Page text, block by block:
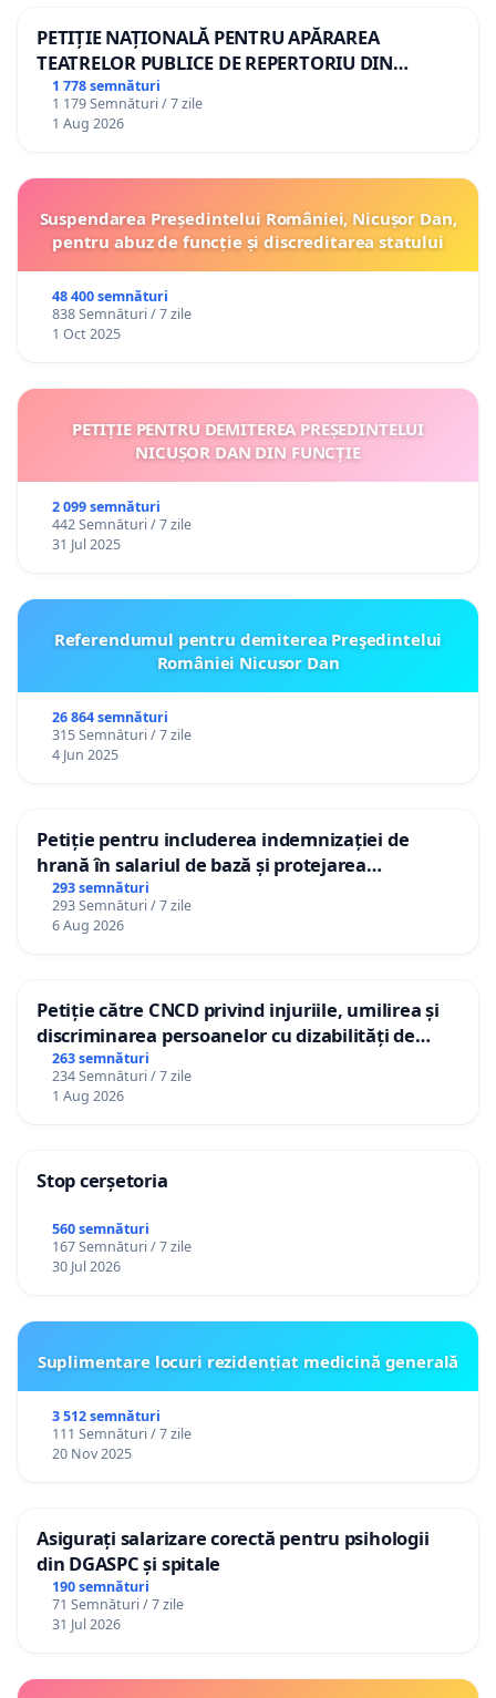
PETIȚIE NAȚIONALĂ PENTRU APĂRAREA
TEATRELOR PUBLICE DE REPERTORIU DIN
ROMÂNIA
1 778 semnături
1 179 Semnături / 7 zile
1 Aug 2026
Suspendarea Președintelui României, Nicușor Dan,
pentru abuz de funcție și discreditarea statului
48 400 semnături
838 Semnături / 7 zile
1 Oct 2025
PETIȚIE PENTRU DEMITEREA PREȘEDINTELUI
NICUȘOR DAN DIN FUNCȚIE
2 099 semnături
442 Semnături / 7 zile
31 Jul 2025
Referendumul pentru demiterea Preşedintelui
României Nicusor Dan
26 864 semnături
315 Semnături / 7 zile
4 Jun 2025
Petiție pentru includerea indemnizației de
hrană în salariul de bază și protejarea
gradațiilor de vechime pentru asistenții
personali
293 semnături
293 Semnături / 7 zile
6 Aug 2026
Petiție către CNCD privind injuriile, umilirea și
discriminarea persoanelor cu dizabilități de
către utilizatorul TikTok „Gorici”
263 semnături
234 Semnături / 7 zile
1 Aug 2026
Stop cerșetoria
560 semnături
167 Semnături / 7 zile
30 Jul 2026
Suplimentare locuri rezidențiat medicină generală
3 512 semnături
111 Semnături / 7 zile
20 Nov 2025
Asigurați salarizare corectă pentru psihologii
din DGASPC și spitale
190 semnături
71 Semnături / 7 zile
31 Jul 2026